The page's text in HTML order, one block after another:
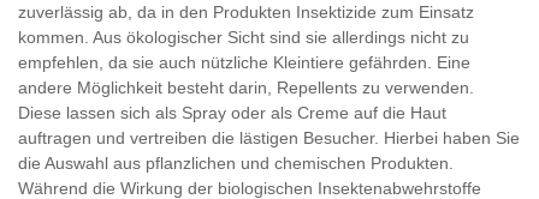
zuverlässig ab, da in den Produkten Insektizide zum Einsatz
kommen. Aus ökologischer Sicht sind sie allerdings nicht zu
empfehlen, da sie auch nützliche Kleintiere gefährden. Eine
andere Möglichkeit besteht darin, Repellents zu verwenden.
Diese lassen sich als Spray oder als Creme auf die Haut
auftragen und vertreiben die lästigen Besucher. Hierbei haben Sie
die Auswahl aus pflanzlichen und chemischen Produkten.
Während die Wirkung der biologischen Insektenabwehrstoffe